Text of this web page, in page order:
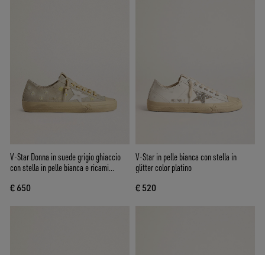
V-Star Donna in suede grigio ghiaccio
con stella in pelle bianca e ricami
€ 650
V-Star in pelle bianca con stella in
glitter color platino
€ 520